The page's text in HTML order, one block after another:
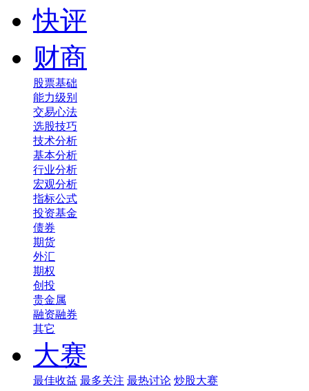
快评
财商
股票基础
能力级别
交易心法
选股技巧
技术分析
基本分析
行业分析
宏观分析
指标公式
投资基金
债券
期货
外汇
期权
创投
贵金属
融资融券
其它
大赛
最佳收益 最多关注 最热讨论 炒股大赛